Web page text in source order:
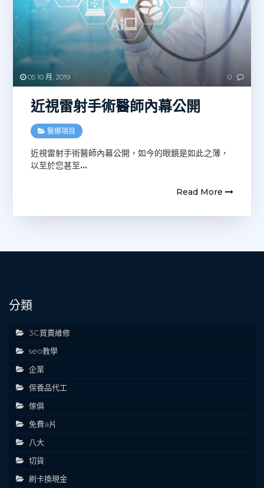
05 10 月, 2019 0
近視雷射手術醫師內幕公開
醫療項目
近視雷射手術醫師內幕公開，如今的眼鏡是如此之薄，
以至於您甚至…
Read More
分類
3C買賣維修
seo教學
企業
保養品代工
傢俱
免費a片
八大
切貨
刷卡換現金